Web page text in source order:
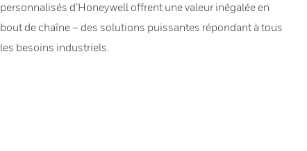
personnalisés d’Honeywell offrent une valeur inégalée en
bout de chaîne – des solutions puissantes répondant à tous
les besoins industriels.